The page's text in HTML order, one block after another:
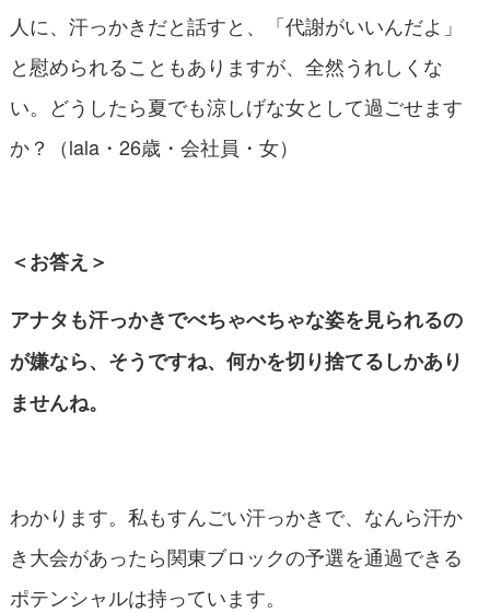
人に、汗っかきだと話すと、「代謝がいいんだよ」
と慰められることもありますが、全然うれしくな
い。どうしたら夏でも涼しげな女として過ごせます
か？（lala・26歳・会社員・女）
＜お答え＞
アナタも汗っかきでべちゃべちゃな姿を見られるの
が嫌なら、そうですね、何かを切り捨てるしかあり
ませんね。
わかります。私もすんごい汗っかきで、なんら汗か
き大会があったら関東ブロックの予選を通過できる
ポテンシャルは持っています。